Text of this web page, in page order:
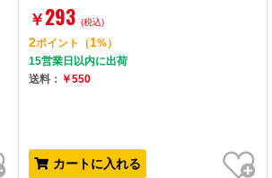
￥ 293 (税込)
2ポイント （1%）
15営業日以内に出荷
送料： ￥550
カートに入れる
お気に入り